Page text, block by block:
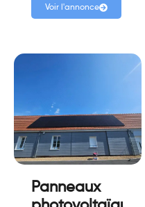
Voir l'annonce
Panneaux